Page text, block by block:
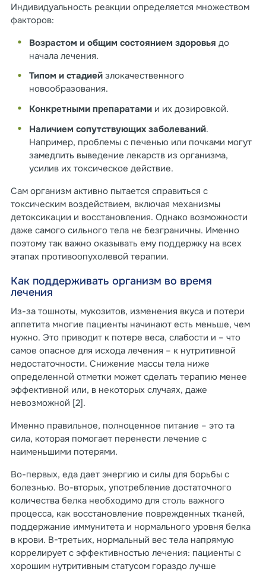
Индивидуальность реакции определяется множеством
факторов:
Возрастом и общим состоянием здоровья до
начала лечения.
Типом и стадиейзлокачественного
новообразования.
Конкретными препаратамии их дозировкой.
Наличием сопутствующих заболеваний.
Например, проблемы с печенью или почками могут
замедлить выведение лекарств из организма,
усилив их токсическое действие.
Сам организм активно пытается справиться с
токсическим воздействием, включая механизмы
детоксикации и восстановления. Однако возможности
даже самого сильного тела не безграничны. Именно
поэтому так важно оказывать ему поддержку на всех
этапах противоопухолевой терапии.
Как поддерживать организм во время
лечения
Из-за тошноты, мукозитов, изменения вкуса и потери
аппетита многие пациенты начинают есть меньше, чем
нужно. Это приводит к потере веса, слабости и – что
самое опасное для исхода лечения – к нутритивной
недостаточности. Снижение массы тела ниже
определенной отметки может сделать терапию менее
эффективной или, в некоторых случаях, даже
невозможной [2].
Именно правильное, полноценное питание – это та
сила, которая помогает перенести лечение с
наименьшими потерями.
Во-первых, еда дает энергию и силы для борьбы с
болезнью. Во-вторых, употребление достаточного
количества белка необходимо для столь важного
процесса, как восстановление поврежденных тканей,
поддержание иммунитета и нормального уровня белка
в крови. В-третьих, нормальный вес тела напрямую
коррелирует с эффективностью лечения: пациенты с
хорошим нутритивным статусом гораздо лучше